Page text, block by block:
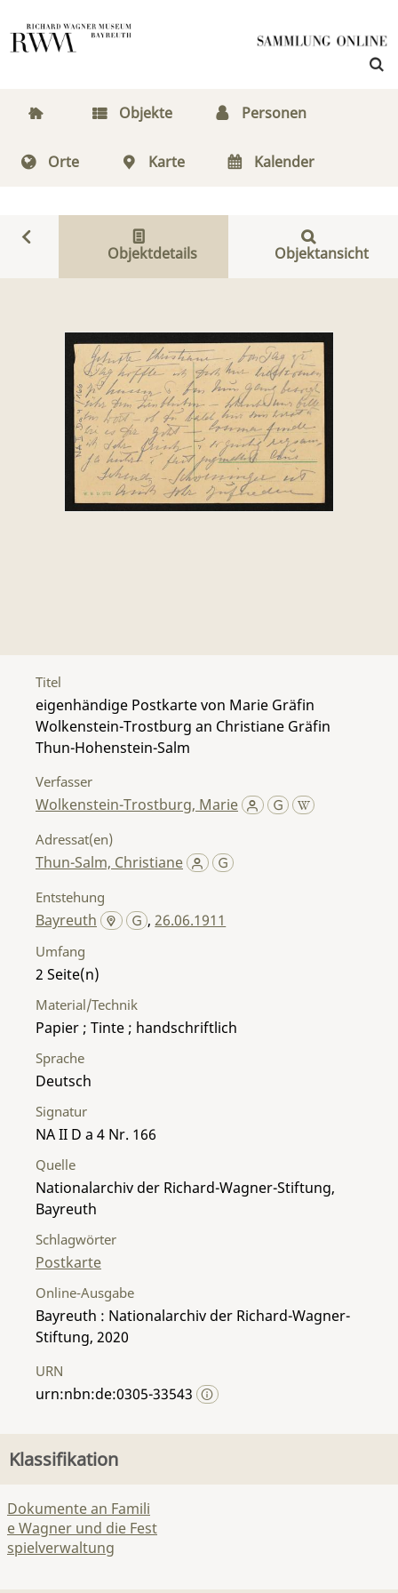
Objekte Personen
Orte Karte Kalender
Objektdetails Objektansicht
Titel
eigenhändige Postkarte von Marie Gräfin
Wolkenstein-Trostburg an Christiane Gräfin
Thun-Hohenstein-Salm
Verfasser
Wolkenstein-Trostburg, Marie
Adressat(en)
Thun-Salm, Christiane
Entstehung
Bayreuth ,26.06.1911
Umfang
2
Material/Technik
Papier ; Tinte ; handschriftlich
Sprache
Deutsch
Signatur
NA II D a 4 Nr. 166
Quelle
Nationalarchiv der Richard-Wagner-Stiftung,
Bayreuth
Schlagwörter
Postkarte
Online-Ausgabe
Bayreuth : Nationalarchiv der Richard-Wagner-
Stiftung, 2020
URN
urn:nbn:de:0305-33543
Klassifikation
Dokumente an Famili
e Wagner und die Fest
spielverwaltung